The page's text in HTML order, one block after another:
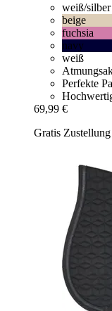
weiß/silber
beige
fuchsia
navy
weiß
Perfekte
69,99 €
Gratis